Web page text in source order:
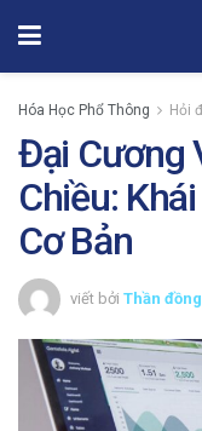
Hóa Học Phổ Thông Hỏi
Đại Cương
Chiều:
Cơ Bản
viết bởi Thần